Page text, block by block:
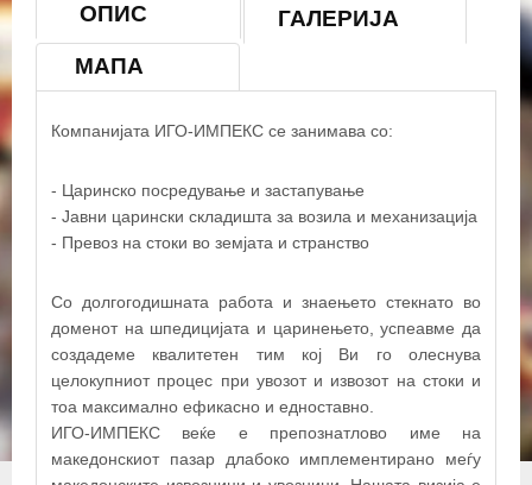
ОПИС
ГАЛЕРИЈА
МАПА
Компанијата ИГО-ИМПЕКС се занимава со:
- Царинско посредување и застапување
- Јавни царински складишта за возила и механизација
- Превоз на стоки во земјата и странство
Со долгогодишната работа и знаењето стекнато во
доменот на шпедицијата и царинењето, успеавме да
создадеме квалитетен тим кој Ви го олеснува
целокупниот процес при увозот и извозот на стоки и
тоа максимално ефикасно и едноставно.
ИГО-ИМПЕКС веќе е препознатлово име на
македонскиот пазар длабоко имплементирано меѓу